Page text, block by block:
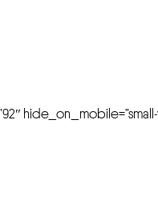
hide_on_mobile=”small-